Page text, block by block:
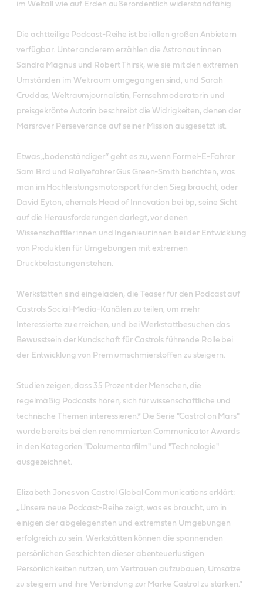
im Weltall wie auf Erden außerordentlich widerstandfähig.
Die achtteilige Podcast-Reihe ist bei allen großen Anbietern
verfügbar. Unter anderem erzählen die Astronaut:innen
Sandra Magnus und Robert Thirsk, wie sie mit den extremen
Umständen im Weltraum umgegangen sind, und Sarah
Cruddas, Weltraumjournalistin, Fernsehmoderatorin und
preisgekrönte Autorin beschreibt die Widrigkeiten, denen der
Marsrover Perseverance auf seiner Mission ausgesetzt ist.
Etwas „bodenständiger“ geht es zu, wenn Formel-E-Fahrer
Sam Bird und Rallyefahrer Gus Green-Smith berichten, was
man im Hochleistungsmotorsport für den Sieg braucht, oder
David Eyton, ehemals Head of Innovation bei bp, seine Sicht
auf die Herausforderungen darlegt, vor denen
Wissenschaftler:innen und Ingenieur:innen bei der Entwicklung
von Produkten für Umgebungen mit extremen
Druckbelastungen stehen.
Werkstätten sind eingeladen, die Teaser für den Podcast auf
Castrols Social-Media-Kanälen zu teilen, um mehr
Interessierte zu erreichen, und bei Werkstattbesuchen das
Bewusstsein der Kundschaft für Castrols führende Rolle bei
der Entwicklung von Premiumschmierstoffen zu steigern.
Studien zeigen, dass 35 Prozent der Menschen, die
regelmäßig Podcasts hören, sich für wissenschaftliche und
technische Themen interessieren.* Die Serie "Castrol on Mars"
wurde bereits bei den renommierten Communicator Awards
in den Kategorien "Dokumentarfilm" und "Technologie"
ausgezeichnet.
Elizabeth Jones von Castrol Global Communications erklärt:
„Unsere neue Podcast-Reihe zeigt, was es braucht, um in
einigen der abgelegensten und extremsten Umgebungen
erfolgreich zu sein. Werkstätten können die spannenden
persönlichen Geschichten dieser abenteuerlustigen
Persönlichkeiten nutzen, um Vertrauen aufzubauen, Umsätze
zu steigern und ihre Verbindung zur Marke Castrol zu stärken.“